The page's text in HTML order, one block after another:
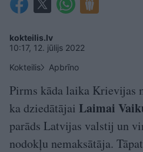
kokteilis.lv
10:17, 12. jūlijs 2022
Kokteilis
Apbrīno
Pirms kāda laika Krievijas
ka dziedātājai Laimai
parāds Latvijas valstij un
nodokļu nemaksātāja.